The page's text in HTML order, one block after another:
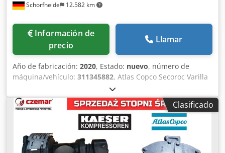
Schorfheide 12.582 km
Información de
precio
Llamar
Año de fabricación: 2020, Estado: nuevo, número de
máquina/vehículo: 311345882, Atlas Copco Secoroc Varilla
de perforación DTH 102 114mm sin usar 4x 102mm / L=
5000mm Cjdpfx Aomwittoqqorf 4x 114mm / L= 6000mm 3x
adaptadores de mango 114mm 1x broca 140mm Más
información Uso previsto: construcción, Estado general:
muy bueno, Estado técnico: muy bueno, Estado visual: muy
bueno,
Clasificado